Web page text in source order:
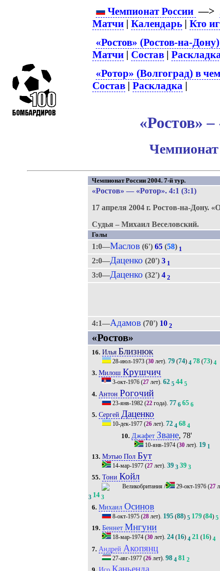
Чемпионат России —>
Матчи |Календарь |Кто
«Ростов» (Ростов-на-
Матчи | Состав |
«Ротор» (Волгоград) в
Состав |Раскладка |
«Ростов»
Чемпионат
Чемпионат России 2004. 7-й тур.
«Ростов» — «Ротор». 4:1 (3:1)
17 апреля 2004 г. Ростов-на-Дону.
Судья – Михаил Веселовский.
Голы
1:0—Маслов(6') 65(58) 1
2:0—Даценко (20') 3 1
3:0—Даценко (32') 4 2
4:1—Адамов(70') 10 2
«Ростов»
16. Илья Близнюк
28-июл-1973(30лет). 79(74) 4 78(73) 4
3. Милош Крушчич
3-окт-1976(27лет). 62 5 44 5
4. Антон Рогочий
23-янв-1982(22года). 77 6 65 6
5. Сергей Даценко
10-дек-1977(26лет). 72 4 68 4
10. Джафет Зване, 78'
10-янв-1974 (30 лет). 19 1
13. Мэтью Пол Бут
14-мар-1977(27лет). 39 3 39 3
55. Тони Койл
/ 29-окт-1976 (27
3 14 3
6. Михаил Осинов
8-окт-1975(28лет). 195(88) 5 179(84) 5
19. Беннет Мнгуни
18-мар-1974(30лет). 24(16) 4 21(16) 4
7. Андрей Акопянц
27-авг-1977(26лет). 98 4 81 2
Каньенда